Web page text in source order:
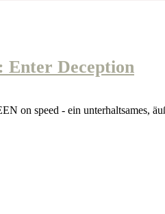
Deception
on speed - ein unterhaltsames,